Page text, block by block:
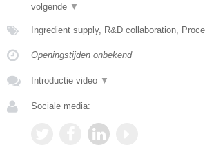
volgende ▼
Ingredient supply, R&D collaboration,
Openingstijden onbekend
Introductie video ▼
Sociale media: